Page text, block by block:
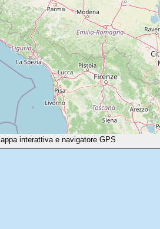
interattiva e navigatore GPS